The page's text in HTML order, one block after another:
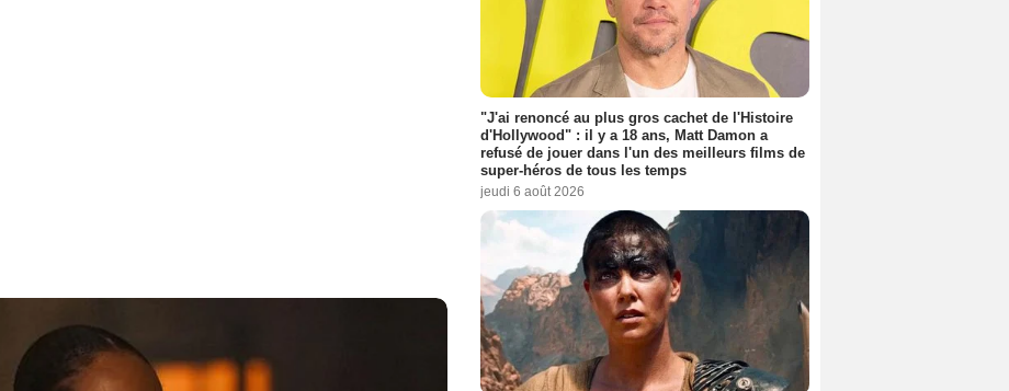
"J'ai renoncé au plus gros cachet de l'Histoire
d'Hollywood" : il y a 18 ans, Matt Damon a
refusé de jouer dans l'un des meilleurs films de
super-héros de tous les temps
jeudi 6 août 2026